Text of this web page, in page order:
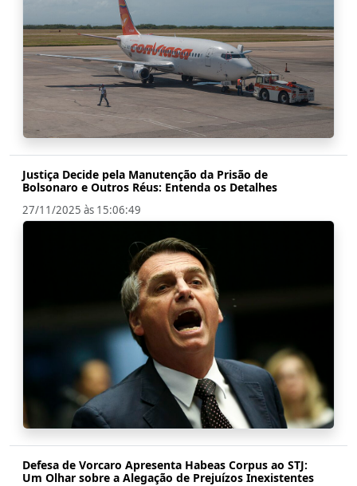
Justiça Decide pela Manutenção da Prisão de
Bolsonaro e Outros Réus: Entenda os Detalhes
27/11/2025 às 15:06:49
Defesa de Vorcaro Apresenta Habeas Corpus ao STJ:
Um Olhar sobre a Alegação de Prejuízos Inexistentes